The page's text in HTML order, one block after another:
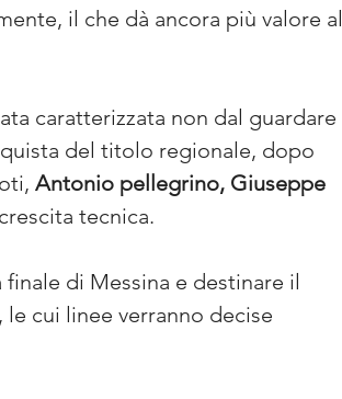
il che dà ancora più valore al
caratterizzata non dal guardare
del titolo regionale, dopo
Antonio pellegrino, Giuseppe
tecnica.
di Messina e destinare il
cui linee verranno decise